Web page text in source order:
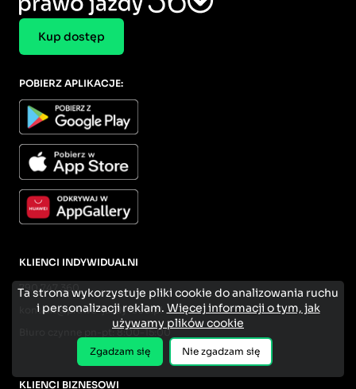
Kup dostęp
KLIENCI INDYWIDUALNI
790 747 360
kontakt@prawo-jazdy-360.pl
Biuro czynne pn-pt: 8:00-15:00
KLIENCI BIZNESOWI
POBIERZ APLIKACJE:
Ta strona wykorzystuje pliki cookie do analizowania ruchu
i personalizacji reklam. Więcej informacji o tym, jak
używamy plików cookie
Zgadzam się Nie zgadzam się